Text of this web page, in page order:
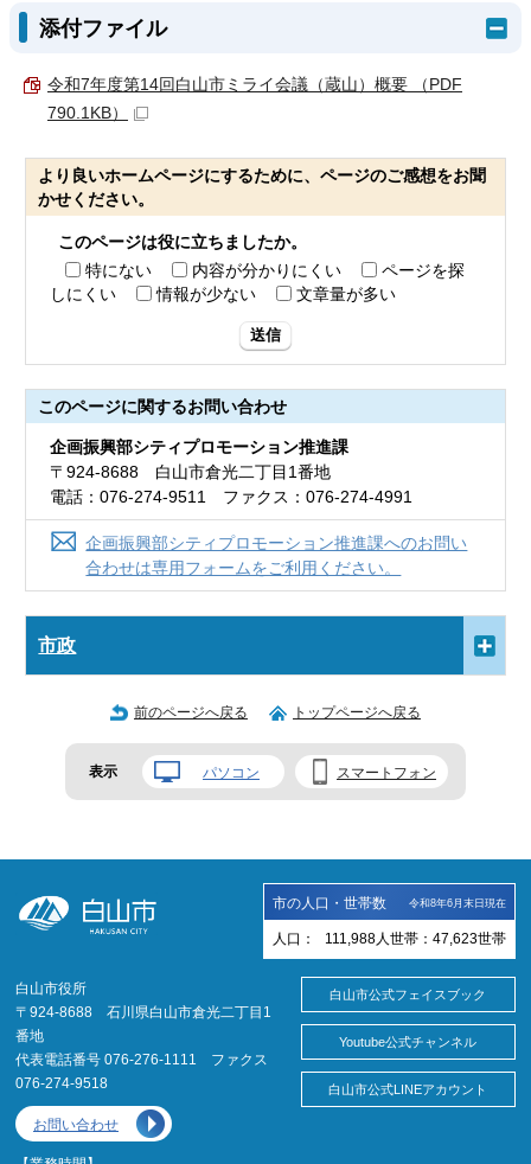
添付ファイル
令和7年度第14回白山市ミライ会議（蔵山）概要 （PDF
790.1KB）
より良いホームページにするために、ページのご感想をお聞
かせください。
このページは役に立ちましたか。
特にない
内容が分かりにくい
ページを探
しにくい
情報が少ない 文章量が多い
送信
このページに関するお問い合わせ
企画振興部シティプロモーション推進課
〒924-8688 白山市倉光二丁目1番地
電話：076-274-9511 ファクス：076-274-4991
企画振興部シティプロモーション推進課へのお問い
合わせは専用フォームをご利用ください。
市政
前のページへ戻る トップページへ戻る
表示 パソコン スマートフォン
市の人口・世帯数 令和8年6月末日現在
人口： 111,988 人 世帯： 47,623世帯
白山市役所
〒924-8688 石川県白山市倉光二丁目1
番地
代表電話番号 076-276-1111 ファクス
076-274-9518
お問い合わせ
白山市公式フェイスブック
Youtube公式チャンネル
白山市公式LINEアカウント